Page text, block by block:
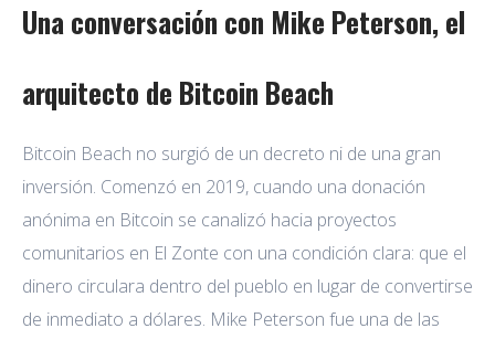
Una conversación con Mike Peterson, el
arquitecto de Bitcoin Beach
Bitcoin Beach no surgió de un decreto ni de una gran
inversión. Comenzó en 2019, cuando una donación
anónima en Bitcoin se canalizó hacia proyectos
comunitarios en El Zonte con una condición clara: que el
dinero circulara dentro del pueblo en lugar de convertirse
de inmediato a dólares. Mike Peterson fue una de las